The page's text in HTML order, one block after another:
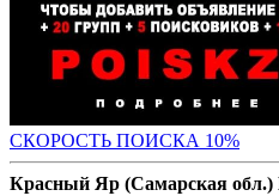
СКОРОСТЬ ПОИСКА 10%
Красный Яр (Самарская обл.)